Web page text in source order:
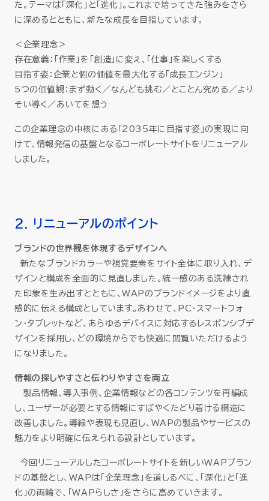
た。テーマは「深化」と「進化」。これまで培ってきた強みをさら
に深めるとともに、新たな成長を目指しています。
＜企業理念＞
存在意義：「作業」を「創造」に変え、「仕事」を楽しくする
目指す姿：企業と個の価値を最大化する「成長エンジン」
5つの価値観：まず動く／なんども挑む／とことん究める／より
そい導く／あいてを想う
この企業理念の中核にある「2035年に目指す姿」の実現に向
けて、情報発信の基盤となるコーポレートサイトをリニューアル
しました。
2. リニューアルのポイント
ブランドの世界観を体現するデザインへ
新たなブランドカラーや視覚要素をサイト全体に取り入れ、デ
ザインと構成を全面的に見直しました。統一感のある洗練され
た印象を生み出すとともに、WAPのブランドイメージをより直
感的に伝える構成としています。あわせて、PC・スマートフォ
ン・タブレットなど、あらゆるデバイスに対応するレスポンシブデ
ザインを採用し、どの環境からでも快適に閲覧いただけるよう
になりました。
情報の探しやすさと伝わりやすさを両立
製品情報、導入事例、企業情報などの各コンテンツを再編成
し、ユーザーが必要とする情報にすばやくたどり着ける構造に
改善しました。導線や表現も見直し、WAPの製品やサービスの
魅力をより明確に伝えられる設計としています。
今回リニューアルしたコーポレートサイトを新しいWAPブラン
ドの基盤とし、WAPは「企業理念」を道しるべに、「深化」と「進
化」の両輪で、「WAPらしさ」をさらに高めていきます。